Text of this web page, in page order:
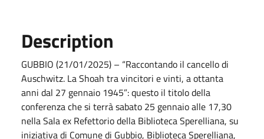
Description
GUBBIO (21/01/2025) – “Raccontando il cancello di
Auschwitz. La Shoah tra vincitori e vinti, a ottanta
anni dal 27 gennaio 1945”: questo il titolo della
conferenza che si terrà sabato 25 gennaio alle 17,30
nella Sala ex Refettorio della Biblioteca Sperelliana, su
iniziativa di Comune di Gubbio, Biblioteca Sperelliana,